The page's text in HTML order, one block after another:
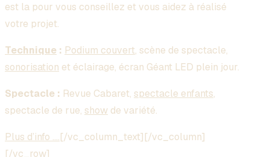
est la pour vous conseillez et vous aidez à réalisé
votre projet.
Technique : Podium couvert, scène de spectacle,
sonorisation et éclairage, écran Géant LED plein jour.
Spectacle : Revue Cabaret, spectacle enfants,
spectacle de rue, show de variété.
Plus d’info ….[/vc_column_text][/vc_column]
[/vc_row]